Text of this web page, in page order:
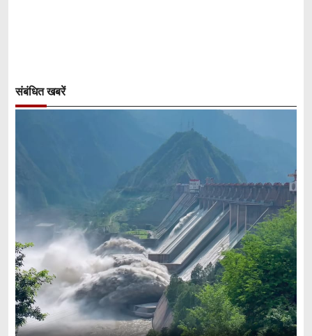
संबंधित खबरें